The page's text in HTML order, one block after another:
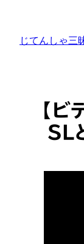
じてんしゃ三
【ビ
SL